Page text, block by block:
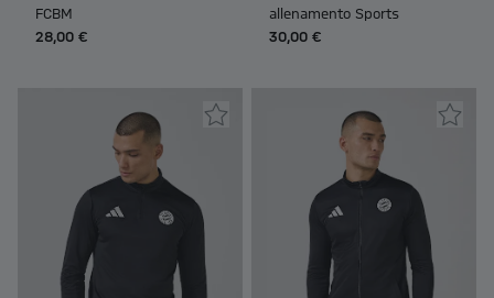
FCBM
28,00 €
allenamento Sports
30,00 €